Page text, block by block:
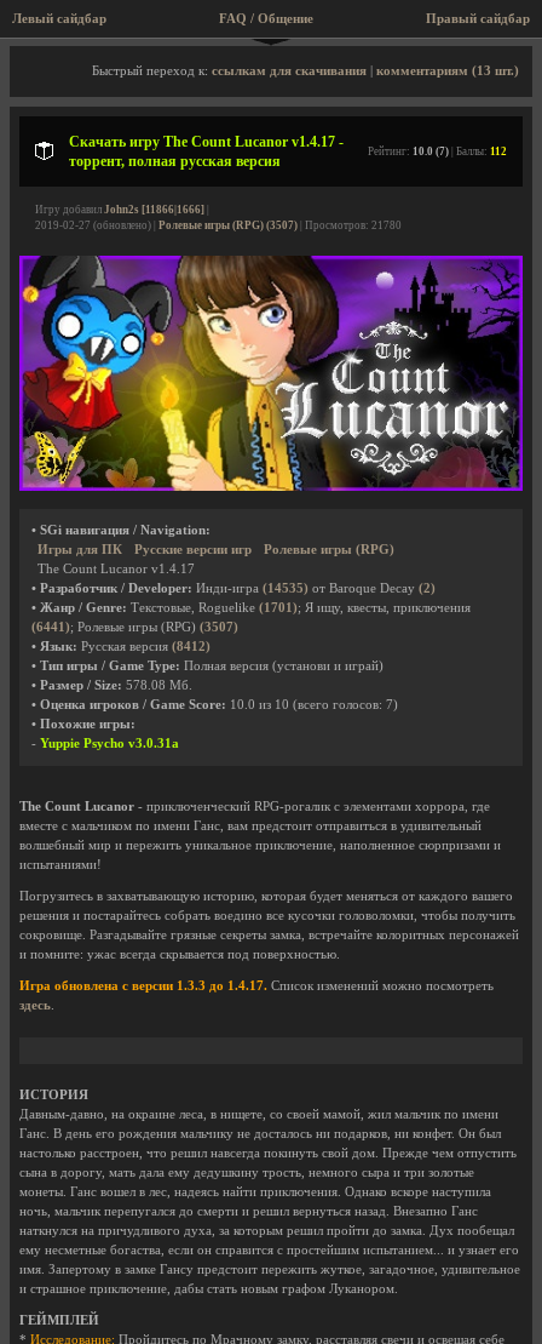
Левый сайдбар Правый сайдбар
FAQ / Общение
Описание игры, торрент, скриншоты, видео
Быстрый переход к: ссылкам для скачивания комментариям (13 шт.)
Скачать игру The Count Lucanor v1.4.17 -
торрент, полная русская версия
Рейтинг: 10.0 (7) | Баллы: 112
Игру добавил John2s [11866|1666]
2019-02-27 (обновлено) | Ролевые игры (RPG) (3507) | Просмотров: 21780
• SGi навигация / Navigation:
Игры для ПК
Русские версии игр
Ролевые игры (RPG)
The Count Lucanor v1.4.17
• Разработчик / Developer: Инди-игра (14535) от Baroque Decay (2)
• Жанр / Genre: Текстовые, Roguelike (1701); Я ищу, квесты, приключения
(6441); Ролевые игры (RPG) (3507)
• Язык: Русская версия (8412)
• Тип игры / Game Type: Полная версия (установи и играй)
• Размер / Size: 578.08 Мб.
• Оценка игроков / Game Score: 10.0 из 10 (всего голосов: 7)
• Похожие игры:
- Yuppie Psycho v3.0.31a
The Count Lucanor - приключенческий RPG-рогалик с элементами хоррора, где
вместе с мальчиком по имени Ганс, вам предстоит отправиться в удивительный
волшебный мир и пережить уникальное приключение, наполненное сюрпризами и
испытаниями!
Погрузитесь в захватывающую историю, которая будет меняться от каждого вашего
решения и постарайтесь собрать воедино все кусочки головоломки, чтобы получить
сокровище. Разгадывайте грязные секреты замка, встречайте колоритных персонажей
и помните: ужас всегда скрывается под поверхностью.
Игра обновлена с версии 1.3.3 до 1.4.17. Список изменений можно посмотреть
здесь.
ИСТОРИЯ
Давным-давно, на окраине леса, в нищете, со своей мамой, жил мальчик по имени
Ганс. В день его рождения мальчику не досталось ни подарков, ни конфет. Он был
настолько расстроен, что решил навсегда покинуть свой дом. Прежде чем отпустить
сына в дорогу, мать дала ему дедушкину трость, немного сыра и три золотые
монеты. Ганс вошел в лес, надеясь найти приключения. Однако вскоре наступила
ночь, мальчик перепугался до смерти и решил вернуться назад. Внезапно Ганс
наткнулся на причудливого духа, за которым решил пройти до замка. Дух пообещал
ему несметные богаства, если он справится с простейшим испытанием... и узнает его
имя. Запертому в замке Гансу предстоит пережить жуткое, загадочное, удивительное
и страшное приключение, дабы стать новым графом Луканором.
ГЕЙМПЛЕЙ
* Исследование: Пройдитесь по Мрачному замку, расставляя свечи и освещая себе